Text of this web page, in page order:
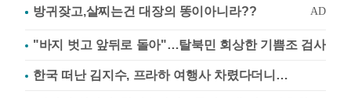
"바지 벗고 앞뒤로 돌아"…탈북민 회상한 기쁨조 검사
한국 떠난 김지수, 프라하 여행사 차렸다더니…